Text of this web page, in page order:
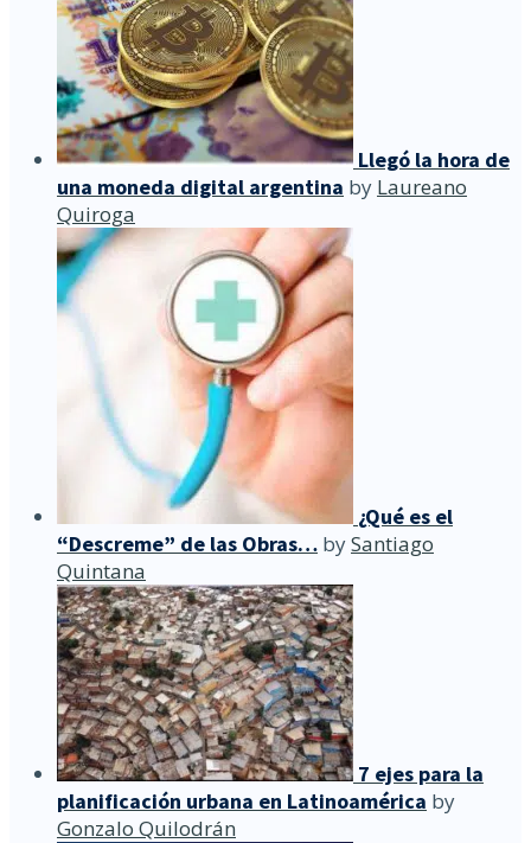
Llegó la hora de
una moneda digital argentina by Laureano
Quiroga
¿Qué es el
“Descreme” de las Obras… bySantiago
Quintana
7 ejes para la
planificación urbana en Latinoamérica by
Gonzalo Quilodrán